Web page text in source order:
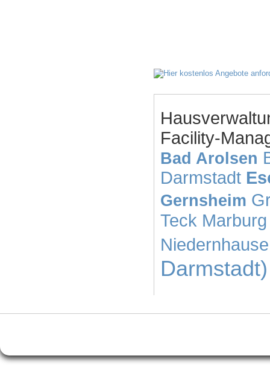
Facility-
Bad Arolsen
Darmstadt
Gernsheim
Teck Marburg
Darmstadt)